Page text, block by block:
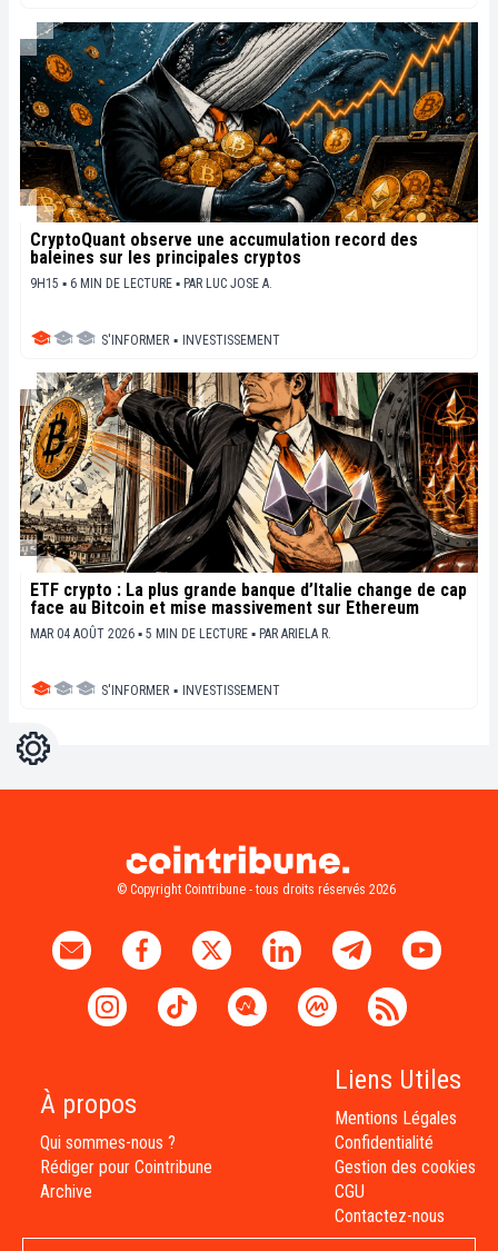
CryptoQuant observe une accumulation record des
baleines sur les principales cryptos
9H15 ▪ 6 MIN DE LECTURE ▪ PAR LUC JOSE A.
S'INFORMER ▪ INVESTISSEMENT
ETF crypto : La plus grande banque d’Italie change de cap
face au Bitcoin et mise massivement sur Ethereum
MAR 04 AOÛT 2026 ▪ 5 MIN DE LECTURE ▪ PAR ARIELA R.
S'INFORMER ▪ INVESTISSEMENT
Réglages
© Copyright Cointribune - tous droits réservés 2026
À propos
Qui sommes-nous ?
Rédiger pour Cointribune
Archive
Liens Utiles
Mentions Légales
Confidentialité
Gestion des cookies
CGU
Contactez-nous